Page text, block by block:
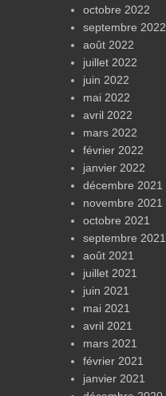
octobre 2022
septembre 2022
août 2022
juillet 2022
juin 2022
mai 2022
avril 2022
mars 2022
février 2022
janvier 2022
décembre 2021
novembre 2021
octobre 2021
septembre 2021
août 2021
juillet 2021
juin 2021
mai 2021
avril 2021
mars 2021
février 2021
janvier 2021